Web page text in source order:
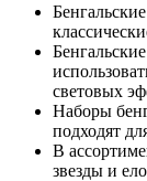
световых
Наборы
подходят
В
звезды и